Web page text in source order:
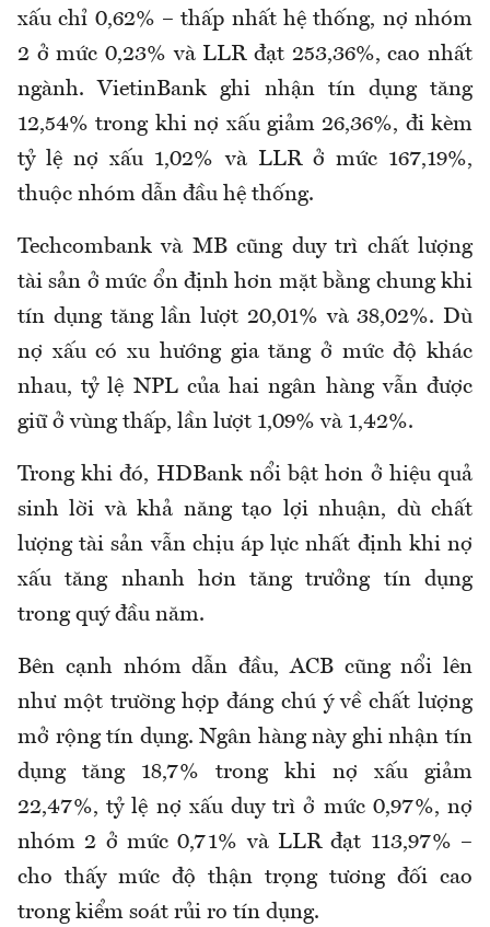
xấu chỉ 0,62% – thấp nhất hệ thống, nợ nhóm
2 ở mức 0,23% và LLR đạt 253,36%, cao nhất
ngành. VietinBank ghi nhận tín dụng tăng
12,54% trong khi nợ xấu giảm 26,36%, đi kèm
tỷ lệ nợ xấu 1,02% và LLR ở mức 167,19%,
thuộc nhóm dẫn đầu hệ thống.
Techcombank và MB cũng duy trì chất lượng
tài sản ở mức ổn định hơn mặt bằng chung khi
tín dụng tăng lần lượt 20,01% và 38,02%. Dù
nợ xấu có xu hướng gia tăng ở mức độ khác
nhau, tỷ lệ NPL của hai ngân hàng vẫn được
giữ ở vùng thấp, lần lượt 1,09% và 1,42%.
Trong khi đó, HDBank nổi bật hơn ở hiệu quả
sinh lời và khả năng tạo lợi nhuận, dù chất
lượng tài sản vẫn chịu áp lực nhất định khi nợ
xấu tăng nhanh hơn tăng trưởng tín dụng
trong quý đầu năm.
Bên cạnh nhóm dẫn đầu, ACB cũng nổi lên
như một trường hợp đáng chú ý về chất lượng
mở rộng tín dụng. Ngân hàng này ghi nhận tín
dụng tăng 18,7% trong khi nợ xấu giảm
22,47%, tỷ lệ nợ xấu duy trì ở mức 0,97%, nợ
nhóm 2 ở mức 0,71% và LLR đạt 113,97% –
cho thấy mức độ thận trọng tương đối cao
trong kiểm soát rủi ro tín dụng.